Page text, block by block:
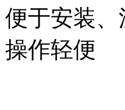
于安装
作轻便